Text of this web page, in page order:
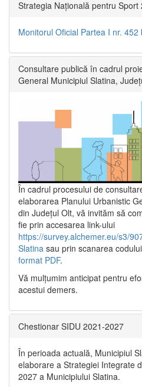
Strategia Națională pentru Sport
Monitorul Oficial Partea I nr. 452
Consultare publică în cadrul
General Municipiul Slatina,
În cadrul procesului de
elaborarea Planului Urbanistic
din Județul Olt, vă invităm să
fie prin accesarea link-ului
https://survey.alchemer.eu/s3/
Slatina sau prin scanarea
format PDF.
Vă mulţumim anticipat pentru
acestui demers.
Chestionar SIDU 2021-2027
În perioada actuală, Municipiul
elaborare a Strategiei Integrate
2027 a Municipiului Slatina.